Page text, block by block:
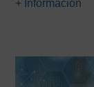
era:
es:
+ Información